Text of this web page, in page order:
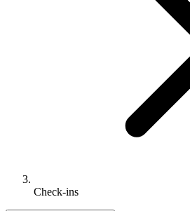
Check-ins